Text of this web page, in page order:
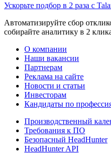
Ускорьте подбор в 2 раза с
Автоматизируйте сбор
собирайте аналитику в 2
О компании
Наши вакансии
Партнерам
Реклама на сайте
Новости и статьи
Инвесторам
Кандидаты по
Производственный
Требования к ПО
Безопасный HeadHunter
HeadHunter API